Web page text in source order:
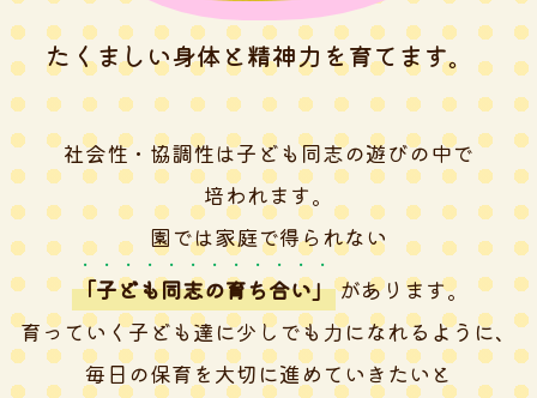
たくましい身体と精神力を育てます。
社会性・協調性は子ども同志の遊びの中で
培われます。
園では家庭で得られない
「子ども同志の育ち合い」があります。
育っていく子ども達に少しでも力になれるように、
毎日の保育を大切に進めていきたいと